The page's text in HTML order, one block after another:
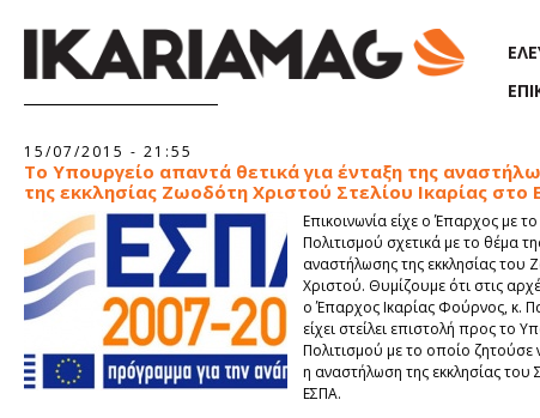
15/07/2015 - 21:55
To Υπουργείο απαντά θετικά για ένταξη της
της εκκλησίας Ζωοδότη Χριστού Στελίου Ικαρίας στο
Επικοινωνία είχε ο Έπαρχος με
Πολιτισμού σχετικά με το θέμα
αναστήλωσης της εκκλησίας του
Χριστού. Θυμίζουμε ότι στις
ο Έπαρχος Ικαρίας Φούρνος, κ.
είχει στείλει επιστολή προς το
Πολιτισμού με το οποίο ζητούσε
η αναστήλωση της εκκλησίας του
ΕΣΠΑ.